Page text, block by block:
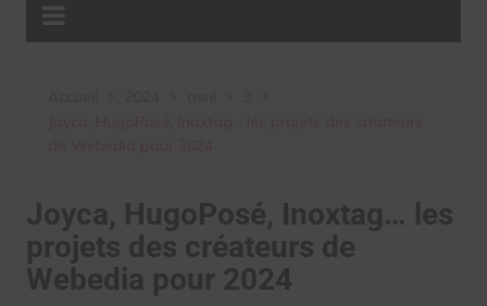
Joyca, HugoPosé, Inoxtag… les
projets des créateurs de
Webedia pour 2024